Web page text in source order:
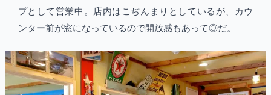
プとして営業中。店内はこぢんまりとしているが、カウ
ンター前が窓になっているので開放感もあって◎だ。